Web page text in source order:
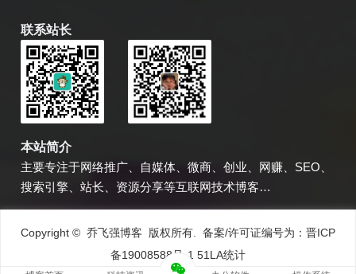
联系站长
本站简介
主要专注于网络推广、自媒体、微商、创业、网赚、SEO、
搜索引擎、站长、资源分享等互联网技术博客…
Copyright © 乔飞强博客 版权所有. 备案/许可证编号为： 晋ICP
备19008588号-1 51LA统计